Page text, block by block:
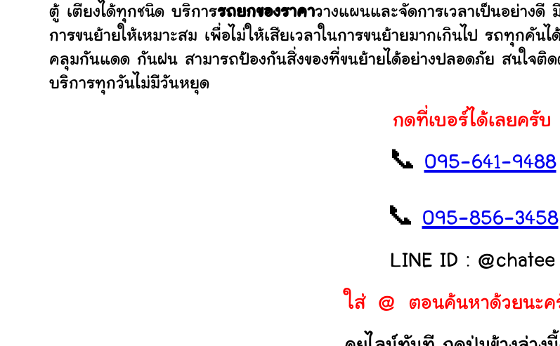
ตู้ เตียงได้ทุกชนิด บริการรถยกของราคาวางแผนและจัดการเวลาเป็นอย่างดี
การขนย้ายให้เหมาะสม เพื่อไม่ให้เสียเวลาในการขนย้ายมากเกินไป รถทุกคั
คลุมกันแดด กันฝน สามารถป้องกันสิ่งของที่ขนย้ายได้อย่างปลอดภัย สนใจติ
บริการทุกวันไม่มีวันหยุด
กดที่เบอร์ได้เลยครับ
📞 095-641-9488
📞 095-856-3458
LINE ID : @chatee
ใส่ @ ตอนค้นหาด้วยนะ